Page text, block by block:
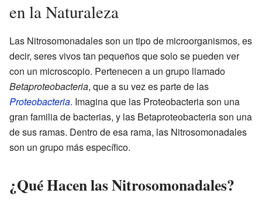
en la Naturaleza
Las Nitrosomonadales son un tipo de microorganismos, es
decir, seres vivos tan pequeños que solo se pueden ver
con un microscopio. Pertenecen a un grupo llamado
Betaproteobacteria, que a su vez es parte de las
Proteobacteria. Imagina que las Proteobacteria son una
gran familia de bacterias, y las Betaproteobacteria son una
de sus ramas. Dentro de esa rama, las Nitrosomonadales
son un grupo más específico.
¿Qué Hacen las Nitrosomonadales?